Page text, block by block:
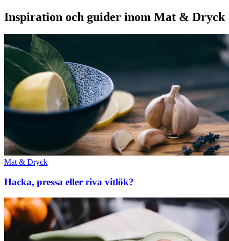
Inspiration och guider inom Mat & Dryck
Mat & Dryck
Hacka, pressa eller riva vitlök?